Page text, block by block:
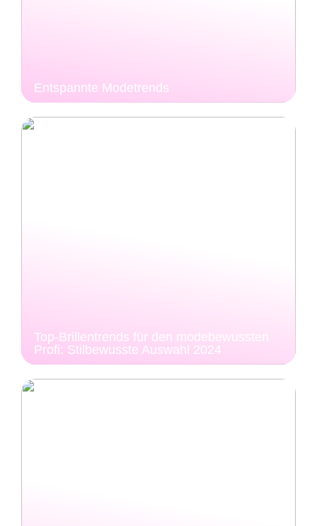
Entspannte Modetrends
Top-Brillentrends für den modebewussten
Profi: Stilbewusste Auswahl 2024